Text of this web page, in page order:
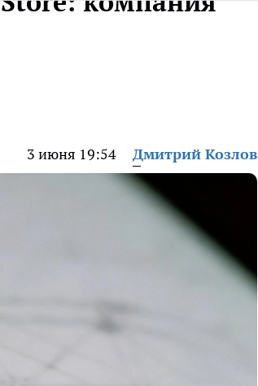
3 июня 19:54 Дмитрий Козлов